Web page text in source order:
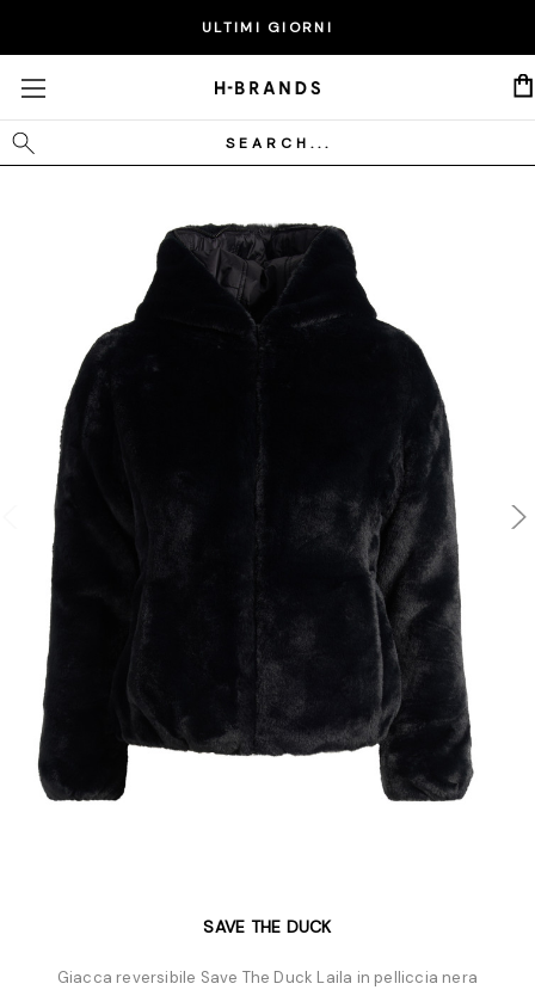
ULTIMI GIORNI
Cerca
SAVE THE DUCK
Giacca reversibile Save The Duck Laila in pelliccia nera